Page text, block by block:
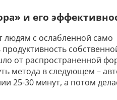
и его
людям с ослабленной само
от распространенной
метода в следующем –
25-30 минут, а потом